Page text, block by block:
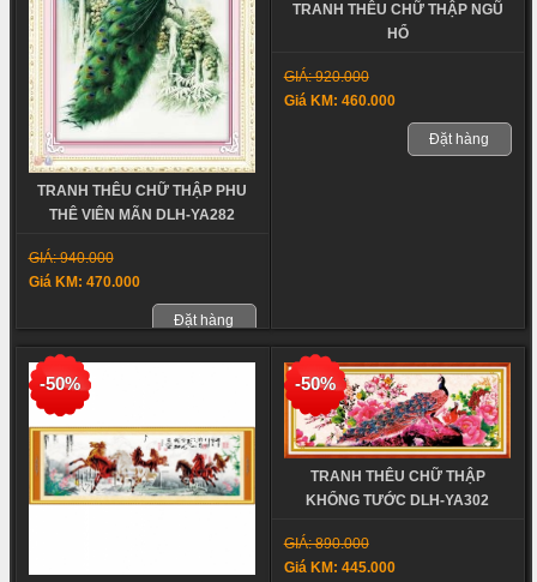
TRANH THÊU CHỮ THẬP PHU
THÊ VIÊN MÃN DLH-YA282
GIÁ: 940.000
Giá KM: 470.000
Đặt hàng
TRANH THÊU CHỮ THẬP NGŨ
HỔ
GIÁ: 920.000
Giá KM: 460.000
Đặt hàng
-50% -50%
TRANH THÊU CHỮ THẬP
KHỔNG TƯỚC DLH-YA302
GIÁ: 890.000
Giá KM: 445.000